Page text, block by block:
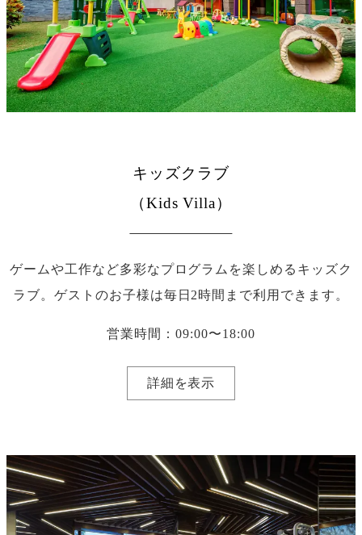
キッズクラブ
（Kids Villa）
ゲームや工作など多彩なプログラムを楽しめるキッズク
ラブ。ゲストのお子様は毎日2時間まで利用できます。
営業時間：09:00〜18:00
詳細を表示